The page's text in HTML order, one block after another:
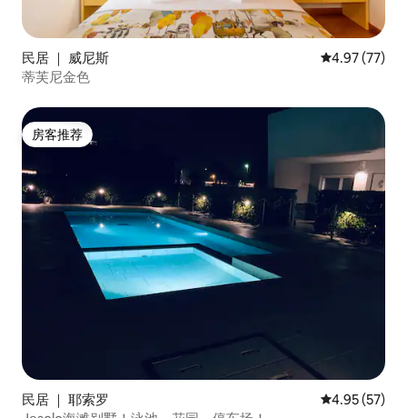
民居 ｜ 威尼斯 平均评分
4.97 (77)
蒂芙尼金色
房客推荐
房客推荐
民居 ｜ 耶索罗 平均评分
4.95 (57)